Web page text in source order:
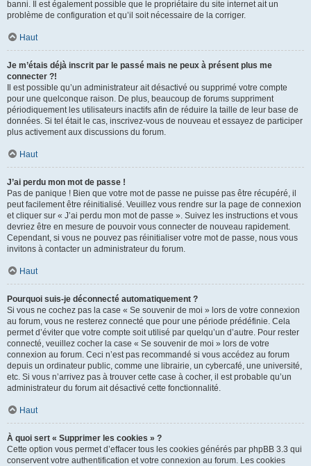
banni. Il est également possible que le propriétaire du site internet ait un
problème de configuration et qu’il soit nécessaire de la corriger.
Haut
Je m’étais déjà inscrit par le passé mais ne peux à présent plus me
connecter ?!
Il est possible qu’un administrateur ait désactivé ou supprimé votre compte
pour une quelconque raison. De plus, beaucoup de forums suppriment
périodiquement les utilisateurs inactifs afin de réduire la taille de leur base de
données. Si tel était le cas, inscrivez-vous de nouveau et essayez de participer
plus activement aux discussions du forum.
Haut
J’ai perdu mon mot de passe !
Pas de panique ! Bien que votre mot de passe ne puisse pas être récupéré, il
peut facilement être réinitialisé. Veuillez vous rendre sur la page de connexion
et cliquer sur « J’ai perdu mon mot de passe ». Suivez les instructions et vous
devriez être en mesure de pouvoir vous connecter de nouveau rapidement.
Cependant, si vous ne pouvez pas réinitialiser votre mot de passe, nous vous
invitons à contacter un administrateur du forum.
Haut
Pourquoi suis-je déconnecté automatiquement ?
Si vous ne cochez pas la case « Se souvenir de moi » lors de votre connexion
au forum, vous ne resterez connecté que pour une période prédéfinie. Cela
permet d’éviter que votre compte soit utilisé par quelqu’un d’autre. Pour rester
connecté, veuillez cocher la case « Se souvenir de moi » lors de votre
connexion au forum. Ceci n’est pas recommandé si vous accédez au forum
depuis un ordinateur public, comme une librairie, un cybercafé, une université,
etc. Si vous n’arrivez pas à trouver cette case à cocher, il est probable qu’un
administrateur du forum ait désactivé cette fonctionnalité.
Haut
À quoi sert « Supprimer les cookies » ?
Cette option vous permet d’effacer tous les cookies générés par phpBB 3.3 qui
conservent votre authentification et votre connexion au forum. Les cookies